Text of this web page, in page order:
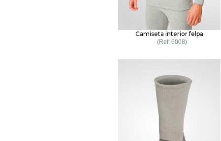
Camiseta interior felpa
6008